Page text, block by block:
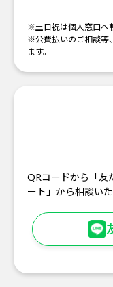
※土日祝は個人窓口へ
※公費払いのご相談等
ます。
QRコードから「友
ート」から相談いた